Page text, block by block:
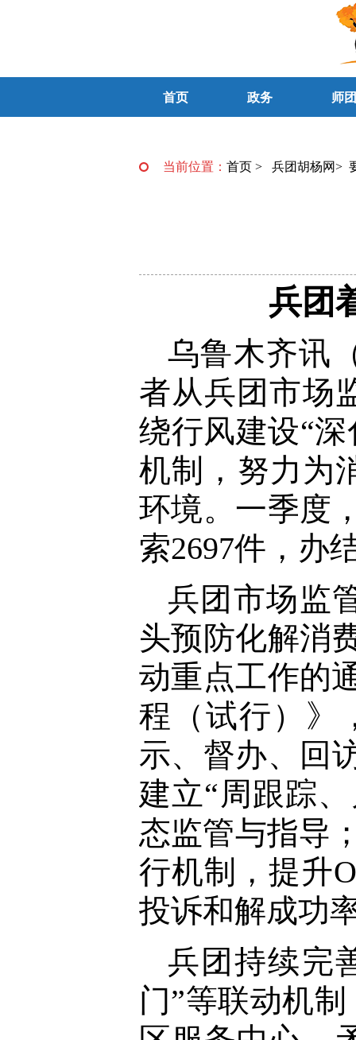
首页 政务 师
当前位置： 首页 > 兵团胡杨网>
兵团
乌鲁木齐讯
者从兵团市场
绕行风建设“
机制，努力为
环境。一季度
索2697件，办
兵团市场监
头预防化解消
动重点工作的
程（试行）》
示、督办、回
建立“周跟踪
态监管与指导
行机制，提升
投诉和解成功
兵团持续完
门”等联动机